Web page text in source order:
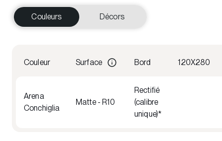
Couleurs Décors
Couleur Surface Bord 120X280
Arena
Conchiglia
Matte - R10
Rectifié
(calibre
unique)*